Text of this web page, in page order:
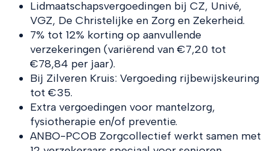
Lidmaatschapsvergoedingen bij CZ, Univé,
VGZ, De Christelijke en Zorg en Zekerheid.
7% tot 12% korting op aanvullende
verzekeringen (variërend van €7,20 tot
€78,84 per jaar).
Bij Zilveren Kruis: Vergoeding rijbewijskeuring
tot €35.
Extra vergoedingen voor mantelzorg,
fysiotherapie en/of preventie.
ANBO-PCOB Zorgcollectief werkt samen met